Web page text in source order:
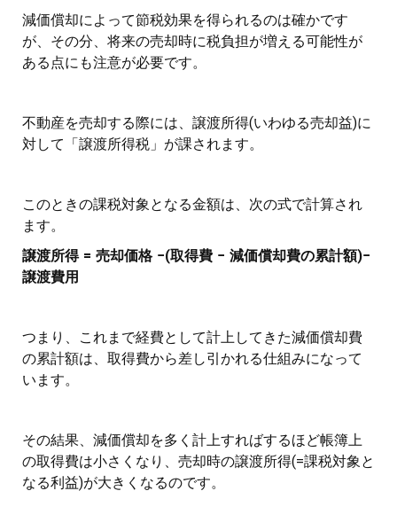
減価償却によって節税効果を得られるのは確かです
が、その分、将来の売却時に税負担が増える可能性が
ある点にも注意が必要です。
不動産を売却する際には、譲渡所得(いわゆる売却益)に
対して「譲渡所得税」が課されます。
このときの課税対象となる金額は、次の式で計算され
ます。
譲渡所得 = 売却価格 −(取得費 − 減価償却費の累計額)−
譲渡費用
つまり、これまで経費として計上してきた減価償却費
の累計額は、取得費から差し引かれる仕組みになって
います。
その結果、減価償却を多く計上すればするほど帳簿上
の取得費は小さくなり、売却時の譲渡所得(=課税対象と
なる利益)が大きくなるのです。